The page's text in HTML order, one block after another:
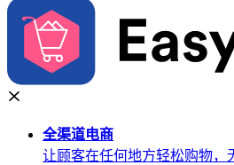
全渠道电商
让顾客在任何地方轻松购物，